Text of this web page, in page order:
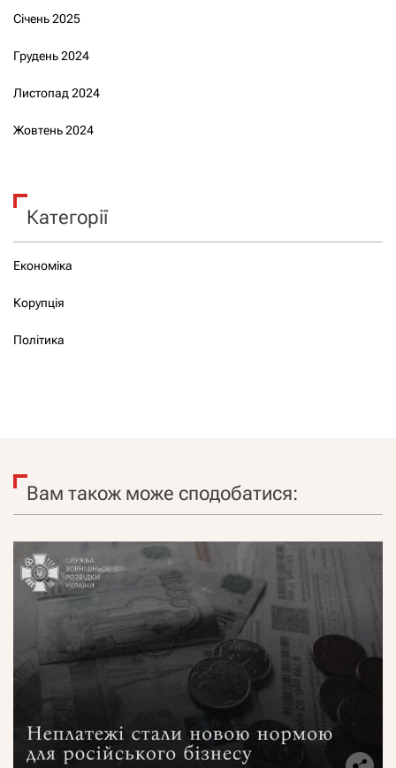
Січень 2025
Грудень 2024
Листопад 2024
Жовтень 2024
Категорії
Економіка
Корупція
Політика
Вам також може сподобатися: